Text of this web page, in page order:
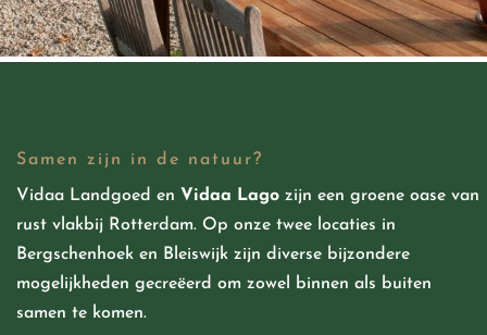
Samen zijn in de natuur?
Vidaa Landgoed en Vidaa Lago zijn een groene oase van
rust vlakbij Rotterdam. Op onze twee locaties in
Bergschenhoek en Bleiswijk zijn diverse bijzondere
mogelijkhedengecreëerd om zowel binnen als buiten
samen te komen.